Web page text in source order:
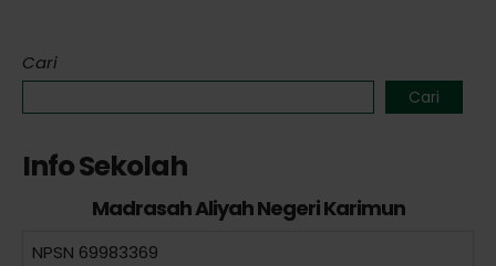
Cari
Cari
Info Sekolah
Madrasah Aliyah Negeri Karimun
NPSN 69983369